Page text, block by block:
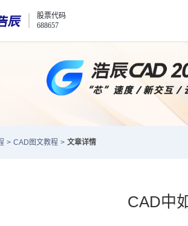
股票代码
688657
> CAD图文教程 > 文章详情
CAD中